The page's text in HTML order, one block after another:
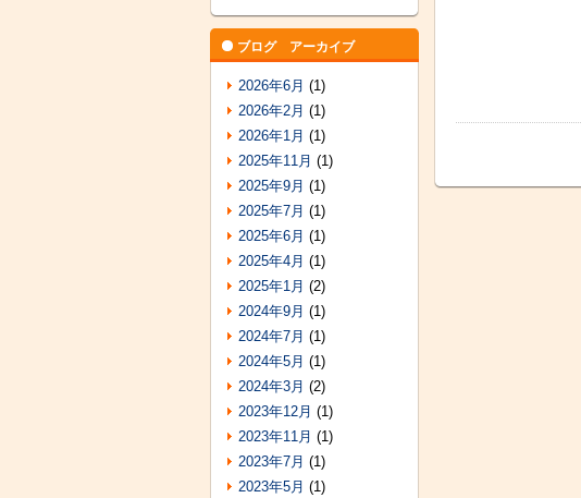
ブログ アーカイブ
2026年6月 (1)
2026年2月 (1)
2026年1月 (1)
2025年11月 (1)
2025年9月 (1)
2025年7月 (1)
2025年6月 (1)
2025年4月 (1)
2025年1月 (2)
2024年9月 (1)
2024年7月 (1)
2024年5月 (1)
2024年3月 (2)
2023年12月 (1)
2023年11月 (1)
2023年7月 (1)
2023年5月 (1)